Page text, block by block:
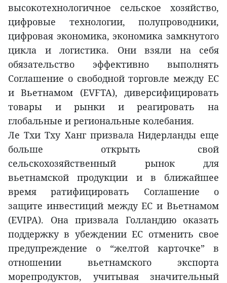
высокотехнологичное сельское хозяйство,
цифровые технологии, полупроводники,
цифровая экономика, экономика замкнутого
цикла и логистика. Они взяли на себя
обязательство эффективно выполнять
Соглашение о свободной торговле между ЕС
и Вьетнамом (EVFTA), диверсифицировать
товары и рынки и реагировать на
глобальные и региональные колебания.
Ле Тхи Тху Ханг призвала Нидерланды еще
больше открыть свой
сельскохозяйственный рынок для
вьетнамской продукции и в ближайшее
время ратифицировать Соглашение о
защите инвестиций между ЕС и Вьетнамом
(EVIPA). Она призвала Голландию оказать
поддержку в убеждении ЕС отменить свое
предупреждение о “желтой карточке” в
отношении вьетнамского экспорта
морепродуктов, учитывая значительный